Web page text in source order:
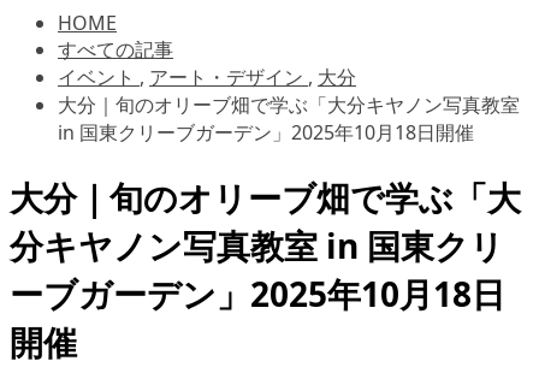
HOME
すべての記事
イベント , アート・デザイン , 大分
大分｜旬のオリーブ畑で学ぶ「大分キヤノン写真教室
in 国東クリーブガーデン」2025年10月18日開催
大分｜旬のオリーブ畑で学ぶ「大
分キヤノン写真教室 in 国東クリ
ーブガーデン」2025年10月18日
開催